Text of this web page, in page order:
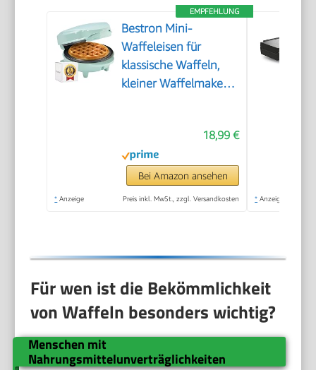
EMPFEHLUNG
Bestron Mini-
Waffeleisen für
klassische Waffeln,
kleiner Waffelmaker
Kindergeburtstage,
Familienfeiern,
Ostern oder
18,99 €
Bei Amazon ansehen
* Anzeige Preis inkl. MwSt., zzgl. Versandkosten * Anzeige
Für wen ist die Bekömmlichkeit
von Waffeln besonders wichtig?
Menschen mit
Nahrungsmittelunverträglichkeiten